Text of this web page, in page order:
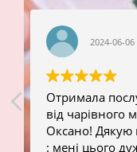
2024-06-06
Отримала
від чарівного
Оксано! Дякую
: мені цього